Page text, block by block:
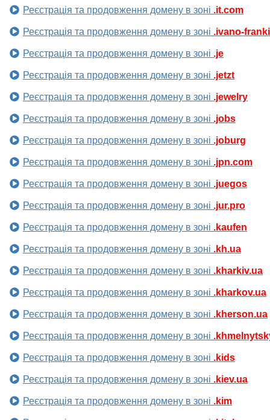
Реєстрація та продовження домену в зоні .it.com
Реєстрація та продовження домену в зоні .ivano-
Реєстрація та продовження домену в зоні .je
Реєстрація та продовження домену в зоні .jetzt
Реєстрація та продовження домену в зоні .jewelry
Реєстрація та продовження домену в зоні .jobs
Реєстрація та продовження домену в зоні .joburg
Реєстрація та продовження домену в зоні .jpn.com
Реєстрація та продовження домену в зоні .juegos
Реєстрація та продовження домену в зоні .jur.pro
Реєстрація та продовження домену в зоні .kaufen
Реєстрація та продовження домену в зоні .kh.ua
Реєстрація та продовження домену в зоні .kharkiv.ua
Реєстрація та продовження домену в зоні .kharkov.ua
Реєстрація та продовження домену в зоні .kherson.ua
Реєстрація та продовження домену в зоні
Реєстрація та продовження домену в зоні .kids
Реєстрація та продовження домену в зоні .kiev.ua
Реєстрація та продовження домену в зоні .kim